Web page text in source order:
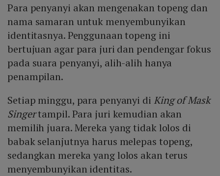
Para penyanyi akan mengenakan topeng dan
nama samaran untuk menyembunyikan
identitasnya. Penggunaan topeng ini
bertujuan agar para juri dan pendengar fokus
pada suara penyanyi, alih-alih hanya
penampilan.
Setiap minggu, para penyanyi di King of Mask
Singertampil. Para juri kemudian akan
memilih juara. Mereka yang tidak lolos di
babak selanjutnya harus melepas topeng,
sedangkan mereka yang lolos akan terus
menyembunyikan identitas.